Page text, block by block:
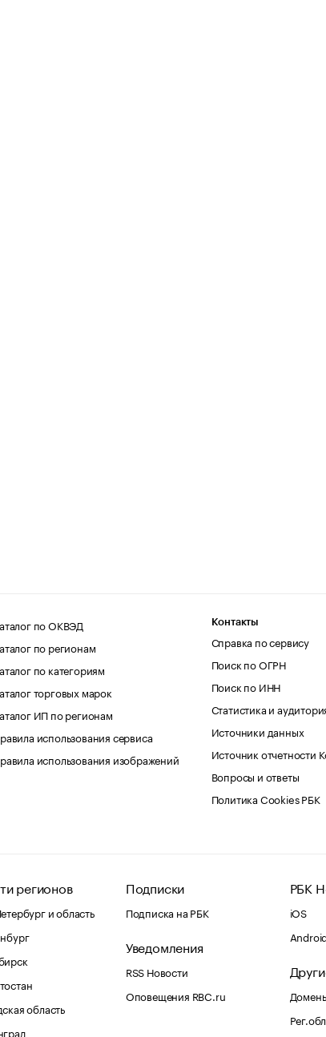
по ОКВЭД
по регионам
по категориям
торговых марок
ИП по регионам
использования сервиса
использования изображений
Контакты
Справка по сервису
Поиск по ОГРН
Поиск по ИНН
Статистика и
Источники данных
Источник отчетности
Вопросы и ответы
Политика Cookies РБК
регионов
и область
область
Подписки
Подписка на РБК
Уведомления
RSS Новости
Оповещения RBC.ru
РБК
iOS